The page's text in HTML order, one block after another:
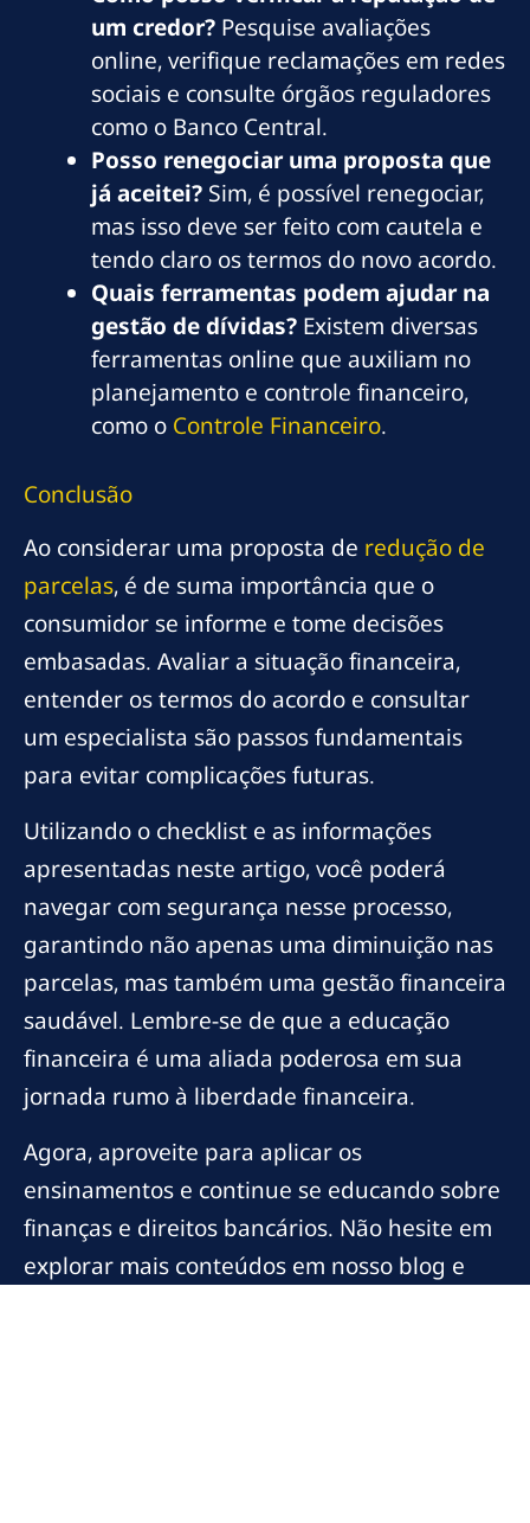
um credor? Pesquise avaliações
online, verifique reclamações em redes
sociais e consulte órgãos reguladores
como o Banco Central.
Posso renegociar uma proposta que
já aceitei? Sim, é possível renegociar,
mas isso deve ser feito com cautela e
tendo claro os termos do novo acordo.
Quais ferramentas podem ajudar na
gestão de dívidas? Existem diversas
ferramentas online que auxiliam no
planejamento e controle financeiro,
como o Controle Financeiro.
Conclusão
Ao considerar uma proposta de redução de
parcelas, é de suma importância que o
consumidor se informe e tome decisões
embasadas. Avaliar a situação financeira,
entender os termos do acordo e consultar
um especialista são passos fundamentais
para evitar complicações futuras.
Utilizando o checklist e as informações
apresentadas neste artigo, você poderá
navegar com segurança nesse processo,
garantindo não apenas uma diminuição nas
parcelas, mas também uma gestão financeira
saudável. Lembre-se de que a educação
financeira é uma aliada poderosa em sua
jornada rumo à liberdade financeira.
Agora, aproveite para aplicar os
ensinamentos e continue se educando sobre
finanças e direitos bancários. Não hesite em
explorar mais conteúdos em nosso blog e